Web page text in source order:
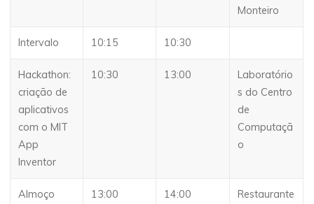
Monteiro
Intervalo 10:15 10:30
Hackathon:
criação de
aplicativos
com o MIT
App
Inventor
10:30 13:00
Laboratório
s do Centro
de
Computaçã
o
Almoço 13:00 14:00
Restaurante